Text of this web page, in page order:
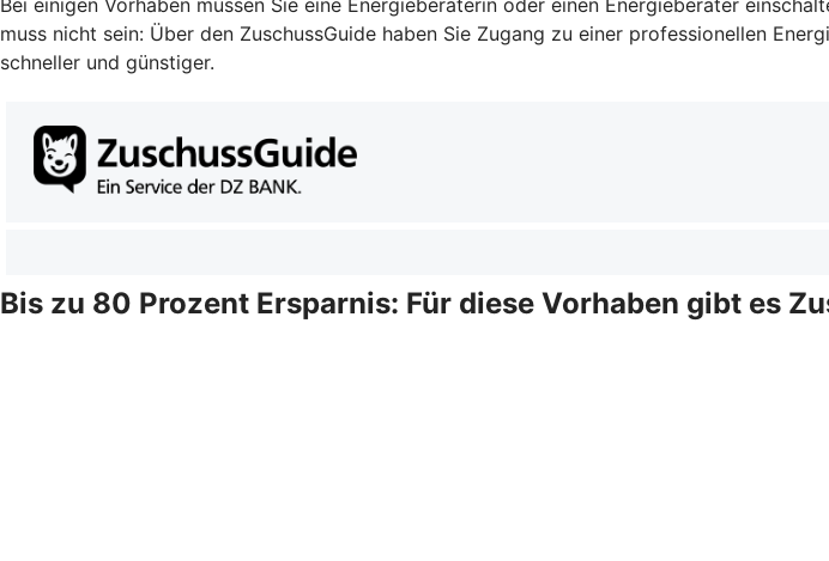
muss nicht sein: Über den ZuschussGuide haben Sie Zugang zu einer professionellen
schneller und günstiger.
Bis zu 80 Prozent Ersparnis: Für diese Vorhaben gibt es